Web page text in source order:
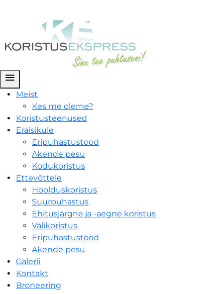
menu
Meist
Kes me oleme?
Koristusteenused
Eraisikule
Eripuhastustood
Akende pesu
Kodukoristus
Ettevõttele
Hoolduskoristus
Suurpuhastus
Ehitusjärgne ja -aegne koristus
Välikoristus
Eripuhastustööd
Akende pesu
Galerii
Kontakt
Broneering